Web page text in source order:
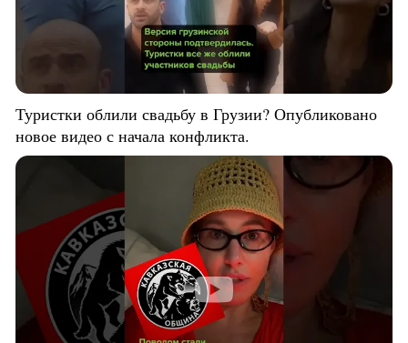
Туристки облили свадьбу в Грузии? Опубликовано
новое видео с начала конфликта.